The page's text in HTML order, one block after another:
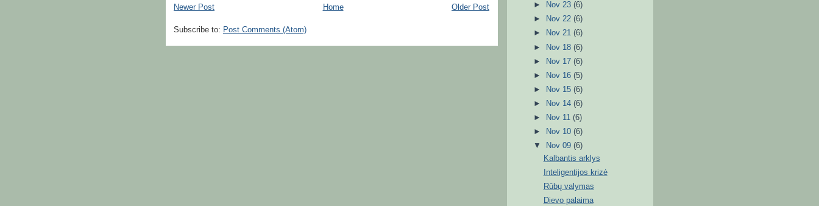
Newer Post Older Post
Home
Subscribe to: Post Comments (Atom)
►
Nov 23(6)
►
Nov 22(6)
►
Nov 21(6)
►
Nov 18(6)
►
Nov 17(6)
►
Nov 16(5)
►
Nov 15(6)
►
Nov 14(6)
►
Nov 11(6)
►
Nov 10(6)
▼
Nov 09(6)
Kalbantis arklys
Inteligentijos krizė
Rūbų valymas
Dievo palaima